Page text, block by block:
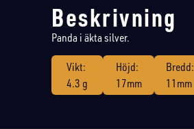
Beskrivning
Panda i äkta silver.
Vikt:
4.3 g
Höjd:
17mm
Bredd:
11mm